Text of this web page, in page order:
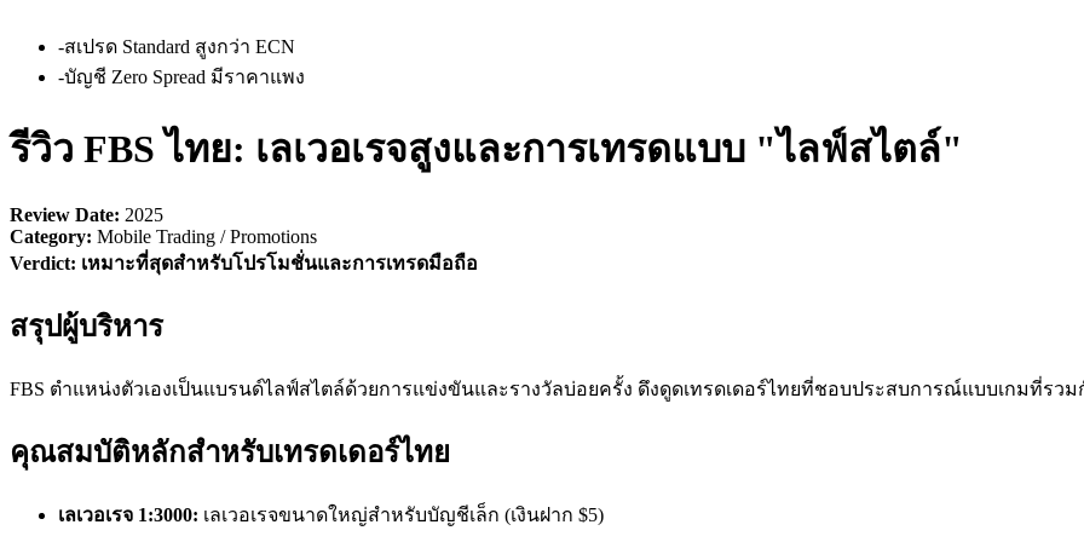
-สเปรด Standard สูงกว่า ECN
-บัญชี Zero Spread มีราคาแพง
รีวิว FBS ไทย: เลเวอเรจสูงและการเทรดแบบ "ไลฟ์สไตล์"
Review Date: 2025
Category: Mobile Trading / Promotions
Verdict: เหมาะที่สุดสำหรับโปรโมชั่นและการเทรดมือถือ
สรุปผู้บริหาร
FBS ตำแหน่งตัวเองเป็นแบรนด์ไลฟ์สไตล์ด้วยการแข่งขันและรางวัลบ่อยครั้ง ดึงดูดเทรดเดอร์ไทยที่ชอบประสบการณ์แบบเกมที่รวม
คุณสมบัติหลักสำหรับเทรดเดอร์ไทย
เลเวอเรจ 1:3000: เลเวอเรจขนาดใหญ่สำหรับบัญชีเล็ก (เงินฝาก $5)